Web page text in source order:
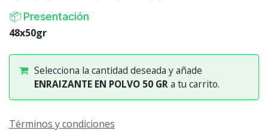
📦 Presentación
48x50gr
Selecciona la cantidad deseada y añade
ENRAIZANTE EN POLVO 50 GRa tu carrito.
Términos y condiciones